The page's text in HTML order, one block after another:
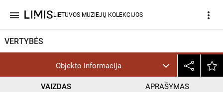
menu LIETUVOS MUZIEJŲ KOLEKCIJOS more_vert
VERTYBĖS
Objekto informacija
VAIZDAS APRAŠYMAS